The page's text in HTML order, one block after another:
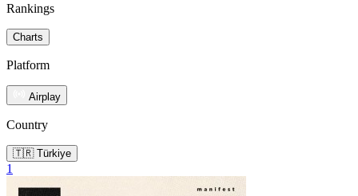
Rankings
Charts
Platform
Airplay
Country
🇹🇷 Türkiye
1